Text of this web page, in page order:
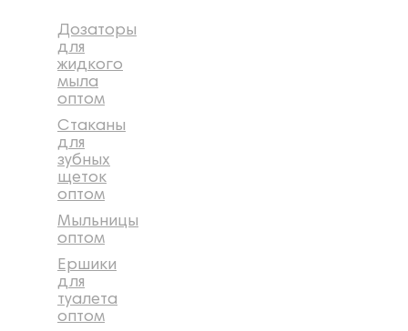
Дозаторы
для
жидкого
мыла
оптом
Стаканы
для
зубных
щеток
оптом
Мыльницы
оптом
Ершики
для
туалета
оптом